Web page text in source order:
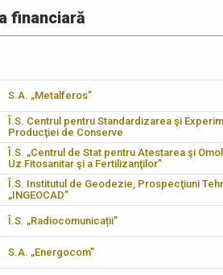
financiară
S.A. „Metalferos”
Î.S. Centrul pentru Standardizarea şi
Producţiei de Conserve
Î.S. „Centrul de Stat pentru Atestarea şi
Uz Fitosanitar şi a Fertilizanţilor”
Î.S. Institutul de Geodezie, Prospecţiuni
„INGEOCAD”
Î.S. „Radiocomunicații”
S.A. „Energocom”